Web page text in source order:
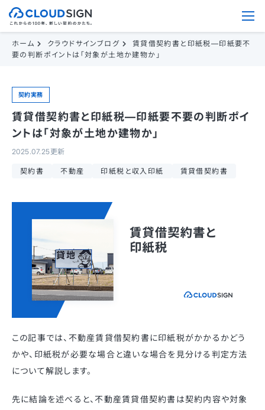
ホーム クラウドサインブログ
賃貸借契約書と印紙税—印紙要不
要の判断ポイントは「対象が土地か建物か」
契約実務
賃貸借契約書と印紙税—印紙要不要の判断ポイ
ントは「対象が土地か建物か」
2025.07.25更新
契約書 不動産 印紙税と収入印紙 賃貸借契約書
この記事では、不動産賃貸借契約書に印紙税がかかるかどう
かや、印紙税が必要な場合と違いな場合を見分ける判定方法
について解説します。
先に結論を述べると、不動産賃貸借契約書は契約内容や対象